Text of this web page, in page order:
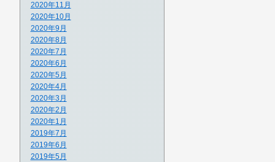
2020年11月
2020年10月
2020年9月
2020年8月
2020年7月
2020年6月
2020年5月
2020年4月
2020年3月
2020年2月
2020年1月
2019年7月
2019年6月
2019年5月